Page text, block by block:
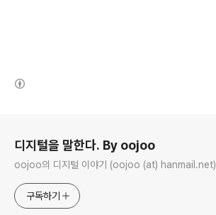
디지털을 말한다. By oojoo
oojoo의 디지털 이야기 (oojoo (at) hanmail.net)
구독하기